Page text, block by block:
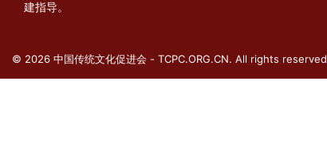
建指导。
© 2026 中国传统文化促进会 - TCPC.ORG.CN. All rights reserved